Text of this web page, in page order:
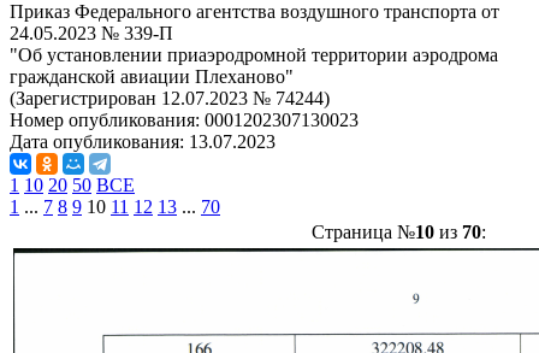
Приказ Федерального агентства воздушного транспорта от
24.05.2023 № 339-П
"Об установлении приаэродромной территории аэродрома
гражданской авиации Плеханово"
(Зарегистрирован 12.07.2023 № 74244)
Номер опубликования: 0001202307130023
Дата опубликования: 13.07.2023
1 10 20 50 ВСЕ
1 ... 7 8 9 10 11 12 13 ... 70
Страница №10из 70: